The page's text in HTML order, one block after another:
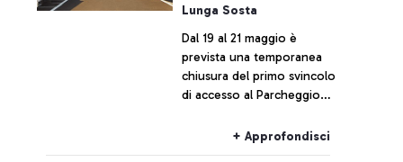
Lunga Sosta
Dal 19 al 21 maggio è
prevista una temporanea
chiusura del primo svincolo
di accesso al Parcheggio
Roma - Fiumicino (A91). La
zona di posteggio sarà
+ Approfondisci